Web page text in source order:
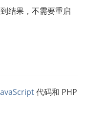
结果，不需要重启
代码和 PHP